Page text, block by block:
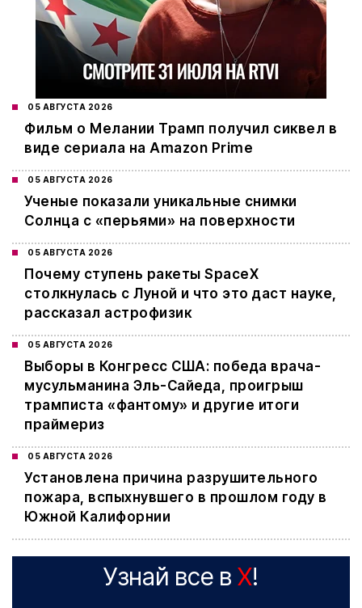
05 АВГУСТА 2026
Фильм о Мелании Трамп получил сиквел в
виде сериала на Amazon Prime
05 АВГУСТА 2026
Ученые показали уникальные снимки
Солнца с «перьями» на поверхности
05 АВГУСТА 2026
Почему ступень ракеты SpaceX
столкнулась с Луной и что это даст науке,
рассказал астрофизик
05 АВГУСТА 2026
Выборы в Конгресс США: победа врача-
мусульманина Эль-Сайеда, проигрыш
трамписта «фантому» и другие итоги
праймериз
05 АВГУСТА 2026
Установлена причина разрушительного
пожара, вспыхнувшего в прошлом году в
Южной Калифорнии
Узнай все в X!